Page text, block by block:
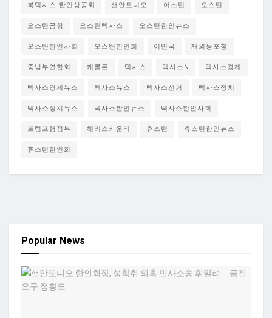
북텍사스 한인상공회 샌안토니오 어스틴 오스틴
오스틴공항 오스틴텍사스 오스틴한인뉴스
오스틴한인사회 오스틴한인회 이민국 재외동포청
중남부연합회 캐롤튼 텍사스 텍사스N 텍사스경제
텍사스경제뉴스 텍사스뉴스 텍사스선거 텍사스정치
텍사스정치뉴스 텍사스한인뉴스 텍사스한인사회
트럼프행정부 해리스카운티 휴스턴 휴스턴한인뉴스
휴스턴한인회
Popular News